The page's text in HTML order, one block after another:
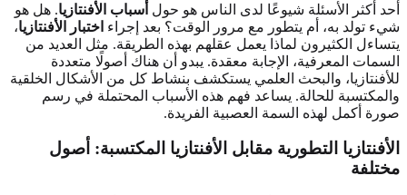
أحد أكثر الأسئلة شيوعًا لدى الناس هو حول أسباب الأفنتازيا. هل هو
شيء تولد به، أم يتطور مع مرور الوقت؟ بعد إجراء اختبار الأفنتازيا،
يتساءل الكثيرون لماذا يعمل عقلهم بهذه الطريقة. مثل العديد من
السمات المعرفية، الإجابة معقدة. يبدو أن هناك أصولًا متعددة
للأفنتازيا، والبحث العلمي يستكشف بنشاط كل من الأشكال الخلقية
والمكتسبة للحالة. يساعد فهم هذه الأسباب المحتملة في رسم
صورة أكمل لهذه السمة العصبية الفريدة.
الأفنتازيا التطورية مقابل الأفنتازيا المكتسبة: أصول
مختلفة